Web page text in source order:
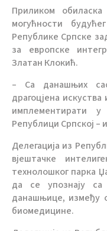
Приликом
могућности
Републике Српске
за европске
Златан Клокић.
– Са данашњих
драгоцјена
имплементирати
Републици Српској –
Делегација из
вјештачке
технолошког парка
да се упознају са
данашњице, између
биомедицине.